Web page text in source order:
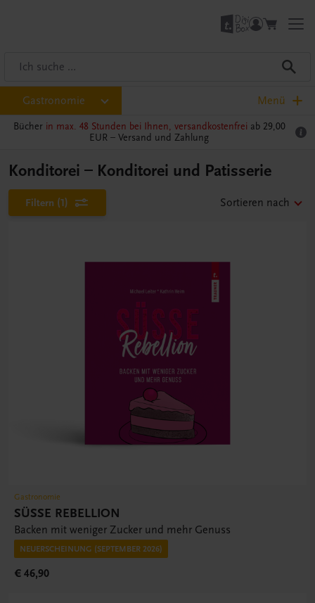
Gastronomie Menü
Bücher in max. 48 Stunden bei Ihnen, versandkostenfrei ab 29,00
EUR – Versand und Zahlung
Konditorei – Konditorei und Patisserie
Filtern (1) Sortieren nach
Gastronomie
SÜSSE REBELLION
Backen mit weniger Zucker und mehr Genuss
NEUERSCHEINUNG (SEPTEMBER 2026)
€ 46,90